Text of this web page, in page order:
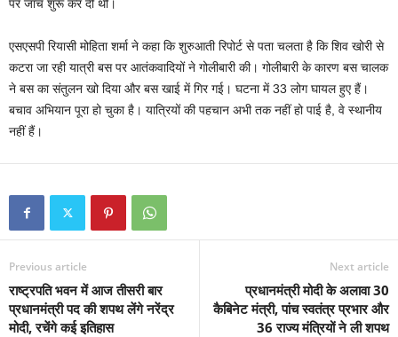
पर जांच शुरू कर दी थी।
एसएसपी रियासी मोहिता शर्मा ने कहा कि शुरुआती रिपोर्ट से पता चलता है कि शिव खोरी से
कटरा जा रही यात्री बस पर आतंकवादियों ने गोलीबारी की। गोलीबारी के कारण बस चालक
ने बस का संतुलन खो दिया और बस खाई में गिर गई। घटना में 33 लोग घायल हुए हैं।
बचाव अभियान पूरा हो चुका है। यात्रियों की पहचान अभी तक नहीं हो पाई है, वे स्थानीय
नहीं हैं।
Previous article
राष्ट्रपति भवन में आज तीसरी बार
प्रधानमंत्री पद की शपथ लेंगे नरेंद्र
मोदी, रचेंगे कई इतिहास
Next article
प्रधानमंत्री मोदी के अलावा 30
कैबिनेट मंत्री, पांच स्वतंत्र प्रभार और
36 राज्य मंत्रियों ने ली शपथ